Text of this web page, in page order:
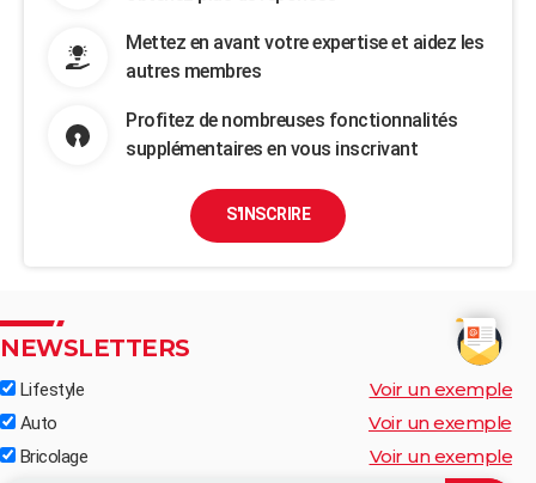
Mettez en avant votre expertise et aidez les
autres membres
Profitez de nombreuses fonctionnalités
supplémentaires en vous inscrivant
S'INSCRIRE
NEWSLETTERS
Lifestyle Voir un exemple
Auto Voir un exemple
Bricolage Voir un exemple